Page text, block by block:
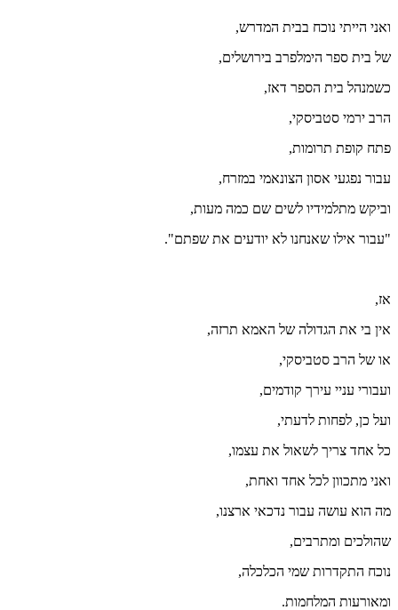
ואני הייתי נוכח בבית המדרש,
של בית ספר הימלפרב בירושלים,
כשמנהל בית הספר דאז,
הרב ירמי סטביסקי,
פתח קופת תרומות,
עבור נפגעי אסון הצונאמי במזרח,
וביקש מתלמידיו לשים שם כמה מעות,
"עבור אילו שאנחנו לא יודעים את שפתם".
אז,
אין בי את הגדולה של האמא תרזה,
או של הרב סטביסקי,
ועבורי עניי עירך קודמים,
ועל כן, לפחות לדעתי,
כל אחד צריך לשאול את עצמו,
ואני מתכוון לכל אחד ואחת,
מה הוא עושה עבור נדכאי ארצנו,
שהולכים ומתרבים,
נוכח התקדרות שמי הכלכלה,
ומאורעות המלחמות.